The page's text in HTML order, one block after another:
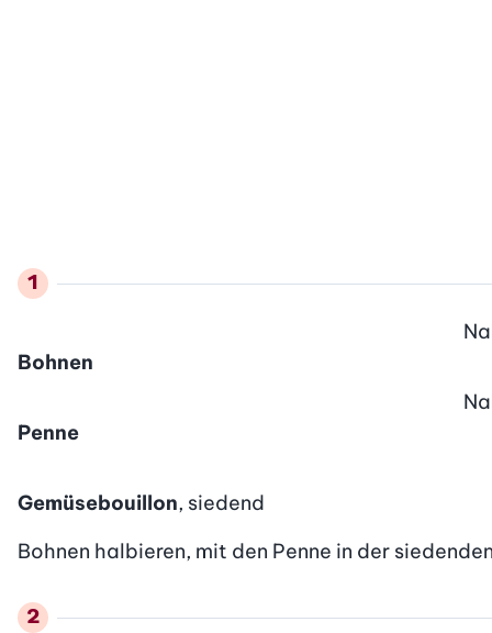
Bohnen
Penne
Gemüsebouillon, siedend
Bohnen halbieren, mit den Penne in der